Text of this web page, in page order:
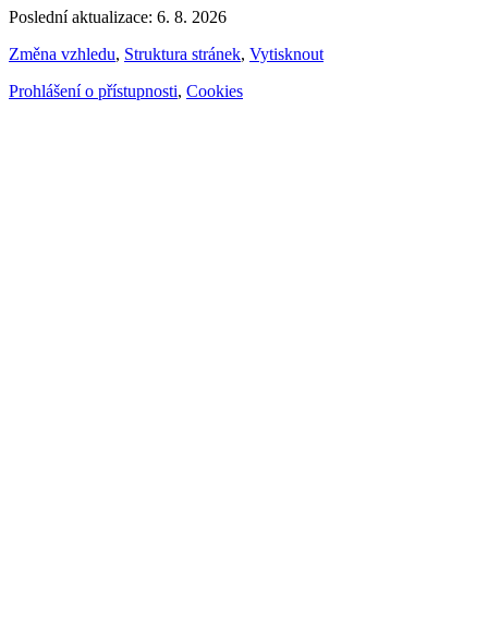
Poslední aktualizace: 6. 8. 2026
Změna vzhledu, Struktura stránek, Vytisknout
Prohlášení o přístupnosti, Cookies